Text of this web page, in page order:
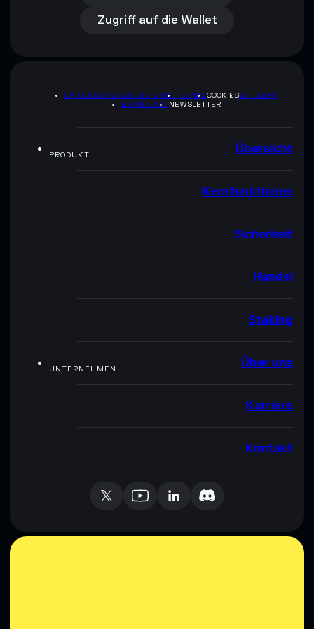
Zugriff auf die Wallet
DATENSCHUTZRICHTLINIETERMSCOOKIESSITEMAP
BRAND-KITNEWSLETTER
PRODUKT Übersicht
Kernfunktionen
Sicherheit
Handel
Staking
UNTERNEHMEN Über uns
Karriere
Kontakt